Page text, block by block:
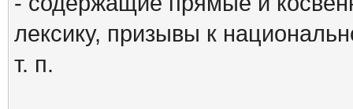
лексику, призывы к
т. п.